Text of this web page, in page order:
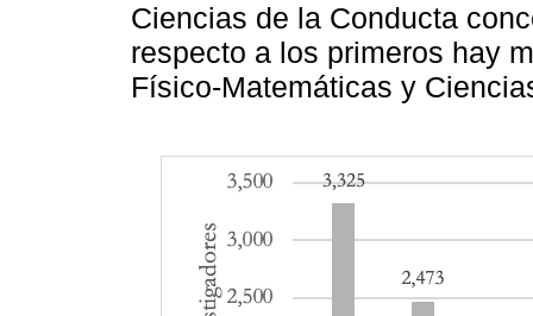
Ciencias de la Conducta
respecto a los primeros hay
Físico-Matemáticas y